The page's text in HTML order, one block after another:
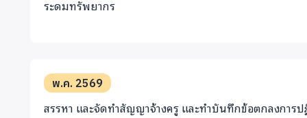
ระดมทรัพยากร
พ.ค. 2569
สรรหา และจัดทำสัญญาจ้างครู และทำบันทึกข้อตกลงการ